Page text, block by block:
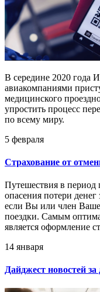
В середине 2020 года
авиакомпаниями
медицинского
упростить процесс
по всему миру.
5 февраля
Страхование от
Путешествия в
опасения потери денег
если Вы или член
поездки. Самым
является оформление
14 января
Дайджест новостей за